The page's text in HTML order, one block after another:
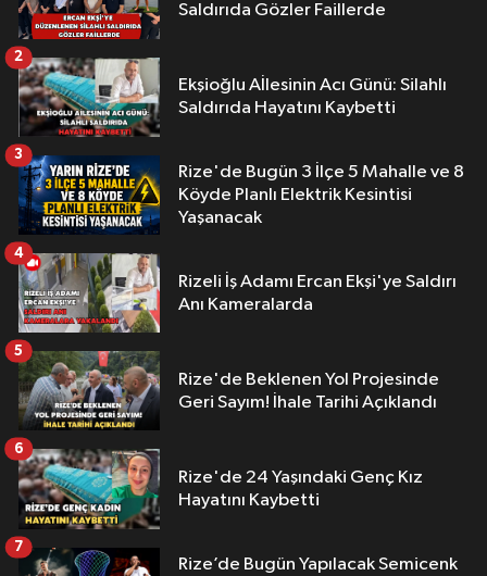
Saldırıda Gözler Faillerde
Ekşioğlu Aİlesinin Acı Günü: Silahlı
Saldırıda Hayatını Kaybetti
2
Rize'de Bugün 3 İlçe 5 Mahalle ve 8
Köyde Planlı Elektrik Kesintisi
Yaşanacak
3
Rizeli İş Adamı Ercan Ekşi'ye Saldırı
Anı Kameralarda
4
Rize'de Beklenen Yol Projesinde
Geri Sayım! İhale Tarihi Açıklandı
5
Rize'de 24 Yaşındaki Genç Kız
Hayatını Kaybetti
6
Rize’de Bugün Yapılacak Semicenk
7